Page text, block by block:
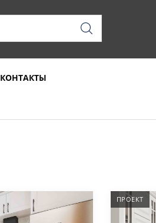
КОНТАКТЫ
ПРОЕКТ